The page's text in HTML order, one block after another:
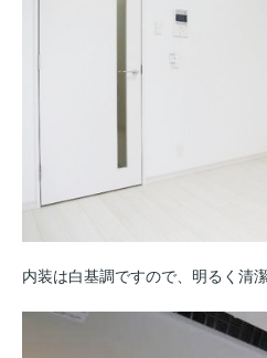
内装は白基調ですので、明るく清